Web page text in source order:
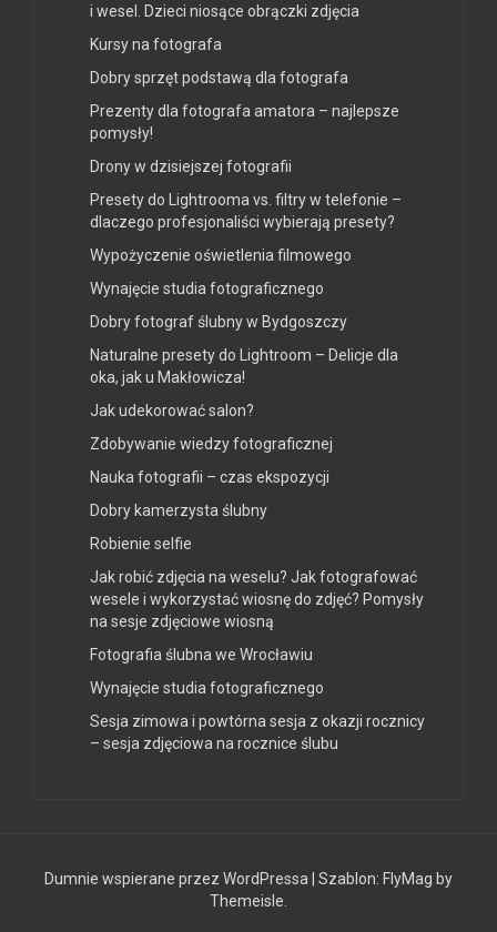
i wesel. Dzieci niosące obrączki zdjęcia
Kursy na fotografa
Dobry sprzęt podstawą dla fotografa
Prezenty dla fotografa amatora – najlepsze
pomysły!
Drony w dzisiejszej fotografii
Presety do Lightrooma vs. filtry w telefonie –
dlaczego profesjonaliści wybierają presety?
Wypożyczenie oświetlenia filmowego
Wynajęcie studia fotograficznego
Dobry fotograf ślubny w Bydgoszczy
Naturalne presety do Lightroom – Delicje dla
oka, jak u Makłowicza!
Jak udekorować salon?
Zdobywanie wiedzy fotograficznej
Nauka fotografii – czas ekspozycji
Dobry kamerzysta ślubny
Robienie selfie
Jak robić zdjęcia na weselu? Jak fotografować
wesele i wykorzystać wiosnę do zdjęć? Pomysły
na sesje zdjęciowe wiosną
Fotografia ślubna we Wrocławiu
Wynajęcie studia fotograficznego
Sesja zimowa i powtórna sesja z okazji rocznicy
– sesja zdjęciowa na rocznice ślubu
Dumnie wspierane przez WordPressa Szablon: FlyMag by
Themeisle.